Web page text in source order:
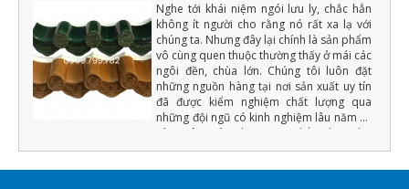
Nghe tới khái niệm ngói lưu ly, chắc hẳn
không ít người cho rằng nó rất xa lạ với
chúng ta. Nhưng đây lại chính là sản phẩm
vô cùng quen thuộc thường thấy ở mái các
ngôi đền, chùa lớn. Chúng tôi luôn đặt
những nguồn hàng tại nơi sản xuất uy tín
đã được kiểm nghiệm chất lượng qua
những đội ngũ có kinh nghiệm lâu năm về
sản xuât ngói tráng men (Chẳng hạn như
màu men phải đồng đều, chất lượng cốt